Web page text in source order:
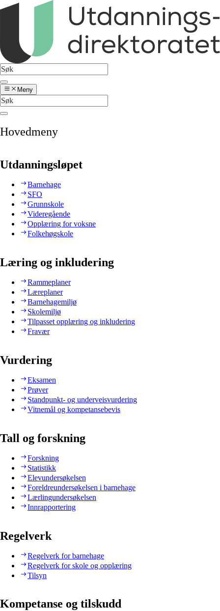
Meny
Hovedmeny
Utdanningsløpet
Barnehage
SFO
Grunnskole
Videregående
Opplæring for voksne
Folkehøgskole
Læring og inkludering
Rammeplaner
Læreplaner
Barnehagemiljø
Skolemiljø
Tilpasset opplæring og inkludering
Fravær
Vurdering
Eksamen
Prøver
Standpunkt- og underveisvurdering
Vitnemål og kompetansebevis
Tall og forskning
Forskning
Statistikk
Elevundersøkelsen
Foreldreundersøkelsen i barnehage
Lærlingundersøkelsen
Innrapportering
Regelverk
Regelverk for barnehage
Regelverk for skole og opplæring
Tilsyn
Kompetanse og tilskudd